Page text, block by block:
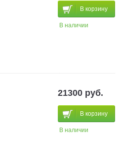
В корзину
В наличии
21300 руб.
В корзину
В наличии